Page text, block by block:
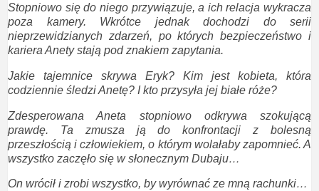
Stopniowo się do niego przywiązuje, a ich relacja wykracza
poza kamery. Wkrótce jednak dochodzi do serii
nieprzewidzianych zdarzeń, po których bezpieczeństwo i
kariera Anety stają pod znakiem zapytania.
Jakie tajemnice skrywa Eryk? Kim jest kobieta, która
codziennie śledzi Anetę? I kto przysyła jej białe róże?
Zdesperowana Aneta stopniowo odkrywa szokującą
prawdę. Ta zmusza ją do konfrontacji z bolesną
przeszłością i człowiekiem, o którym wolałaby zapomnieć. A
wszystko zaczęło się w słonecznym Dubaju…
On wrócił i zrobi wszystko, by wyrównać ze mną rachunki…